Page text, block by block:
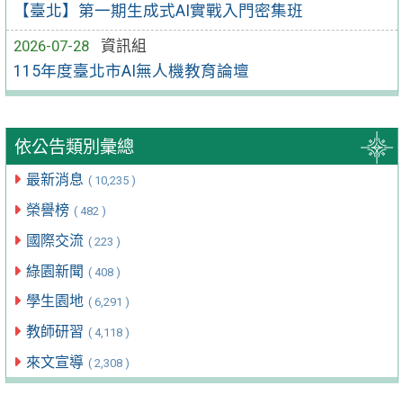
【臺北】第一期生成式AI實戰入門密集班
2026-07-28
資訊組
115年度臺北市AI無人機教育論壇
依公告類別彙總
最新消息 ( 10,235 )
榮譽榜 ( 482 )
國際交流 ( 223 )
綠園新聞 ( 408 )
學生園地 ( 6,291 )
教師研習 ( 4,118 )
來文宣導 ( 2,308 )